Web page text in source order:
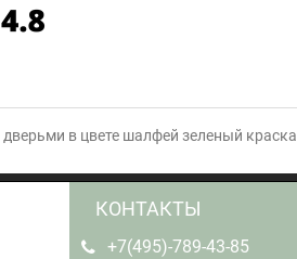
в цвете шалфей зеленый краска
КОНТАКТЫ
+7(495)-789-43-85